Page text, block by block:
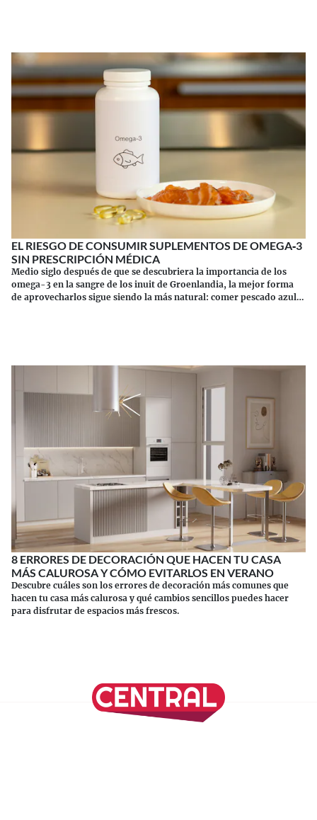
EL RIESGO DE CONSUMIR SUPLEMENTOS DE OMEGA‑3
SIN PRESCRIPCIÓN MÉDICA
Medio siglo después de que se descubriera la importancia de los
omega-3 en la sangre de los inuit de Groenlandia, la mejor forma
de aprovecharlos sigue siendo la más natural: comer pescado azul.
8 ERRORES DE DECORACIÓN QUE HACEN TU CASA
MÁS CALUROSA Y CÓMO EVITARLOS EN VERANO
Descubre cuáles son los errores de decoración más comunes que
hacen tu casa más calurosa y qué cambios sencillos puedes hacer
para disfrutar de espacios más frescos.